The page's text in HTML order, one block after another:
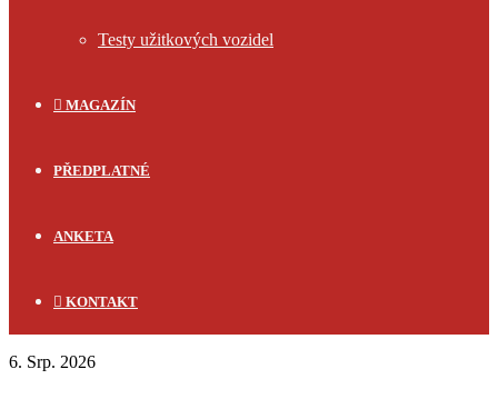
Testy užitkových vozidel
MAGAZÍN
PŘEDPLATNÉ
ANKETA
KONTAKT
6. Srp. 2026